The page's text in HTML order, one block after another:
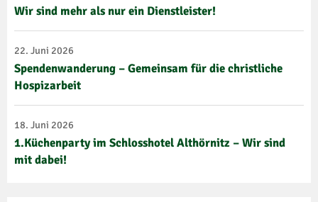
Wir sind mehr als nur ein Dienstleister!
22. Juni 2026
Spendenwanderung – Gemeinsam für die christliche
Hospizarbeit
18. Juni 2026
1.Küchenparty im Schlosshotel Althörnitz – Wir sind
mit dabei!